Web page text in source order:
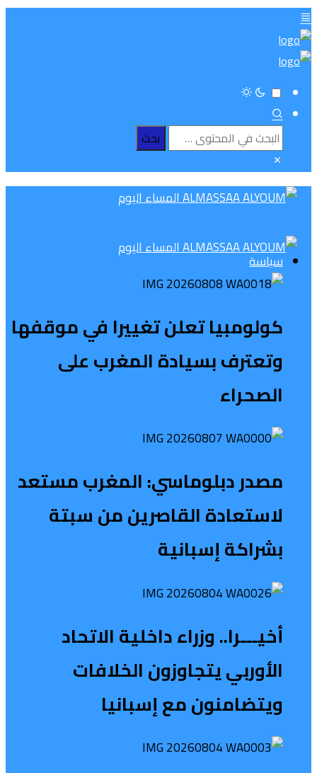
سياسة
كولومبيا تعلن تغييرا في موقفها
وتعترف بسيادة المغرب على
الصحراء
مصدر دبلوماسي: المغرب مستعد
لاستعادة القاصرين من سبتة
بشراكة إسبانية
أخيـــرا.. وزراء داخلية الاتحاد
الأوربي يتجاوزون الخلافات
ويتضامنون مع إسبانيا